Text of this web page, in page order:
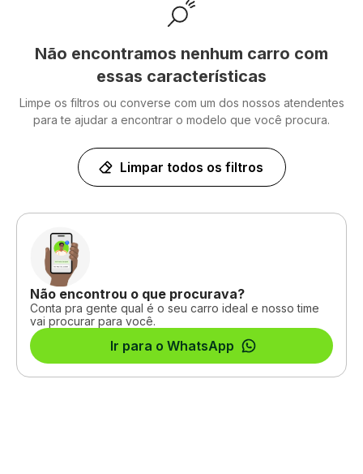
Não encontramos nenhum carro com
essas características
Limpe os filtros ou converse com um dos nossos atendentes
para te ajudar a encontrar o modelo que você procura.
Limpar todos os filtros
Não encontrou o que procurava?
Conta pra gente qual é o seu carro ideal e nosso time
vai procurar para você.
Ir para o WhatsApp